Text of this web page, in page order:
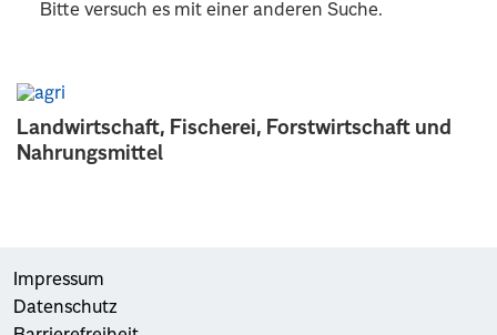
Landwirtschaft, Fischerei, Forstwirtschaft und
Nahrungsmittel
Bitte versuch es mit einer anderen Suche.
Impressum
Datenschutz